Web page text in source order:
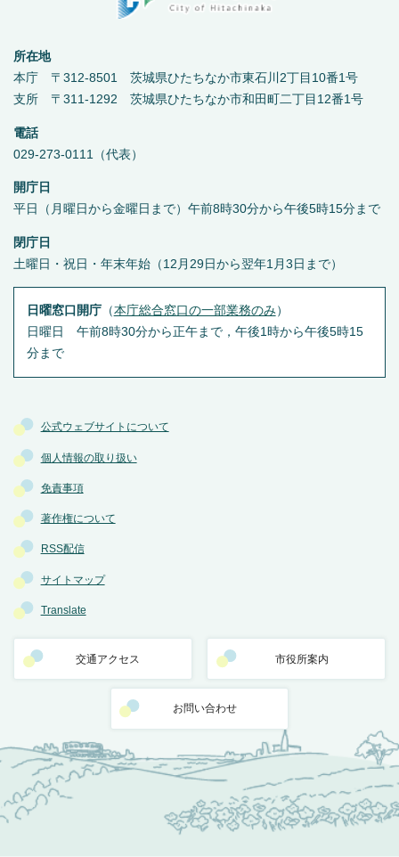
公式ウェブサイトについて
個人情報の取り扱い
免責事項
著作権について
RSS配信
サイトマップ
Translate
交通アクセス 市役所案内
お問い合わせ
所在地
本庁 〒312-8501 茨城県ひたちなか市東石川2丁目10番1号
支所 〒311-1292 茨城県ひたちなか市和田町二丁目12番1号
電話
029-273-0111（代表）
開庁日
平日（月曜日から金曜日まで）午前8時30分から午後5時15分まで
閉庁日
土曜日・祝日・年末年始（12月29日から翌年1月3日まで）
日曜窓口開庁（本庁総合窓口の一部業務のみ ）
日曜日 午前8時30分から正午まで，午後1時から午後5時15
分まで